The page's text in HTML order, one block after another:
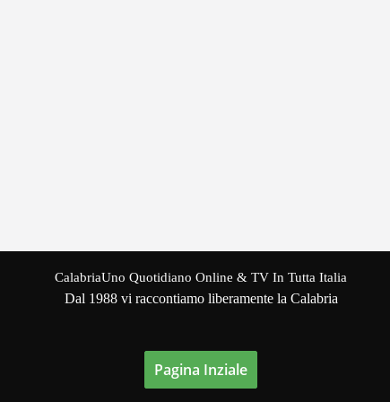
CalabriaUno Quotidiano Online & TV In Tutta Italia
Dal 1988 vi raccontiamo liberamente la Calabria
Pagina Inziale